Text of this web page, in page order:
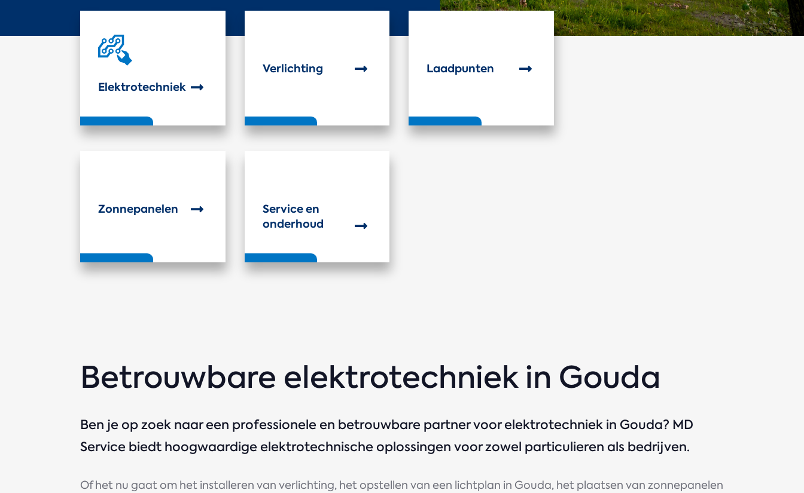

Elektrotechniek

Verlichting 
Laadpunten

Zonnepanelen

Service en
onderhoud
Betrouwbare elektrotechniek in Gouda
Ben je op zoek naar een professionele en betrouwbare partner voor elektrotechniek in Gouda? MD
Service biedt hoogwaardige elektrotechnische oplossingen voor zowel particulieren als bedrijven.
Of het nu gaat om het installeren van verlichting, het opstellen van een lichtplan in Gouda, het plaatsen van zonnepanelen